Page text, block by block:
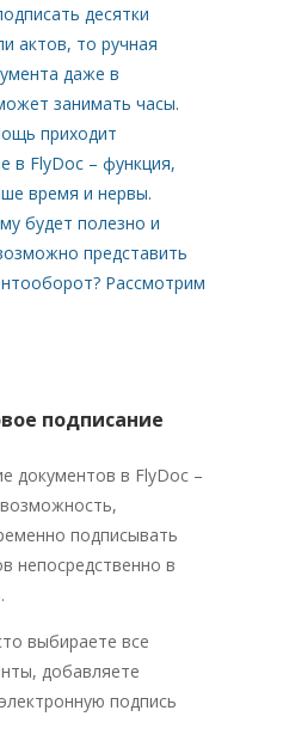
десятки
актов, то ручная
даже в
занимать часы.
приходит
в FlyDoc – функция,
время и нервы.
будет полезно и
представить
Рассмотрим
подписание
документов в FlyDoc –
подписывать
непосредственно в
выбираете все
добавляете
подпись